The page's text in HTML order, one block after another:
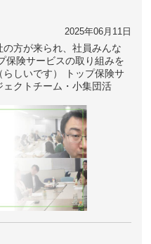
2025年06月11日
方が来られ、社員みんな
保険サービスの取り組みを
らしいです） トップ保険サ
クトチーム・小集団活